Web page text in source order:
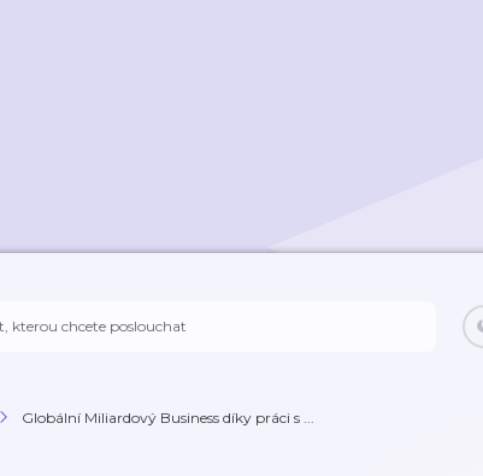
Globální Miliardový Business díky práci s ...